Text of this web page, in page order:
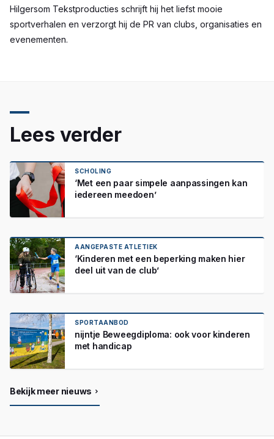
Hilgersom Tekstproducties schrijft hij het liefst mooie
sportverhalen en verzorgt hij de PR van clubs, organisaties en
evenementen.
Lees verder
SCHOLING
‘Met een paar simpele aanpassingen kan
iedereen meedoen’
AANGEPASTE ATLETIEK
‘Kinderen met een beperking maken hier
deel uit van de club’
SPORTAANBOD
nijntje Beweegdiploma: ook voor kinderen
met handicap
Bekijk meer nieuws